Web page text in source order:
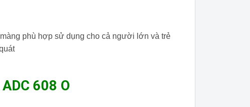
phù hợp sử dụng cho cả người lớn và trẻ
608 O